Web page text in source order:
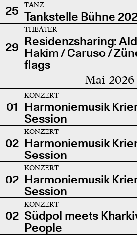
25
TANZ
Tankstelle Bühne
29
THEATER
Residenzsharing:
Hakim / Caruso /
flags
Mai 2026
01
KONZERT
Harmoniemusik
Session
02
KONZERT
Harmoniemusik
Session
02
KONZERT
Harmoniemusik
Session
02
KONZERT
Südpol meets
People